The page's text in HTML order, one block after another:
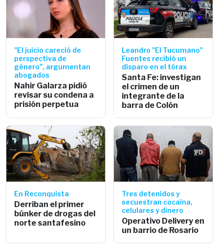
"El juicio careció de
perspectiva de
género", argumentan
abogados
Nahir Galarza pidió
revisar su condena a
prisión perpetua
Leandro "El Tucumano"
Fuentes recibió un
disparo en el tórax
Santa Fe: investigan
el crimen de un
integrante de la
barra de Colón
En Reconquista
Derriban el primer
búnker de drogas del
norte santafesino
Tres detenidos y
secuestran cocaína,
celulares y dinero
Operativo Delivery en
un barrio de Rosario